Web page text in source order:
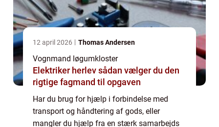
12 april 2026 Thomas Andersen
Vognmand løgumkloster
Elektriker herlev sådan vælger du den
rigtige fagmand til opgaven
Har du brug for hjælp i forbindelse med
transport og håndtering af gods, eller
mangler du hjælp fra en stærk samarbejds